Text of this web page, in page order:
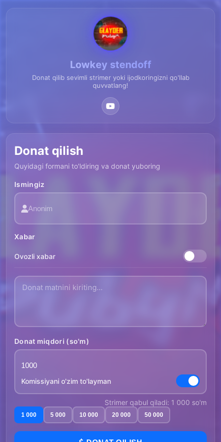
Lowkey stendoff
Donat qilib sevimli strimer yoki ijodkoringizni qo'llab
quvvatlang!
Donat qilish
Quyidagi formani to'ldiring va donat yuboring
Ismingiz
Xabar
Ovozli xabar
Donat miqdori (so'm)
Komissiyani o'zim to'layman
Strimer qabul qiladi: 1 000 so'm
1 000 5 000 10 000 20 000 50 000